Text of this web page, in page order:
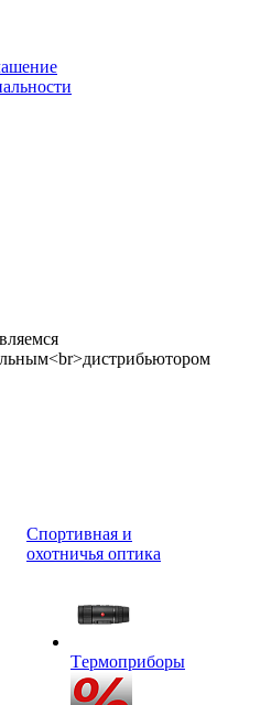
Спортивная и
охотничья оптика
Tермоприборы